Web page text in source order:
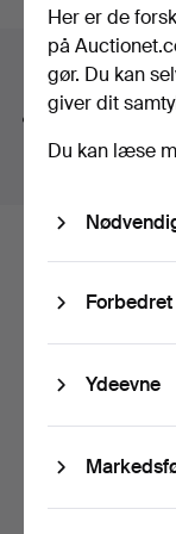
Søgetips
Vi søger
bånd, finder vi
Her er
matcher
Vis alle genstande
Her er de
på
gør. Du kan
giver dit
Du kan læse
Ydeevne